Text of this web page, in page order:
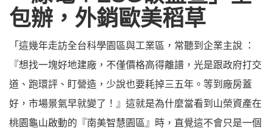
包辦，外銷歐美稻草
「這幾年走訪全台科學園區與工業區，常聽到企業主說 ：
『想找一塊好地建廠，不僅價格高得離譜，光是跟政府打交
道、跑環評、盯營造，少說也要耗掉三五年。等到廠房蓋
好，市場景氣早就變了！』這就是為什麼當看到山榮資產在
桃園龜山啟動的『南美智慧園區』時，直覺這不會只是一個